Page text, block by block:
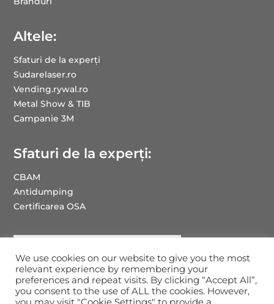
Altele:
Sfaturi de la experți
Sudarelaser.ro
Vending.rywal.ro
Metal Show & TIB
Campanie 3M
Sfaturi de la experți:
CBAM
Antidumping
Certificarea OSA
We use cookies on our website to give you the most
relevant experience by remembering your
preferences and repeat visits. By clicking “Accept All”,
you consent to the use of ALL the cookies. However,